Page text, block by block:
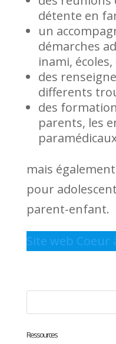
détente en
un
démarches
inami,
des
differents
des
parents, les
mais
pour
parent-enfant.
Site web Coeur
Ressources